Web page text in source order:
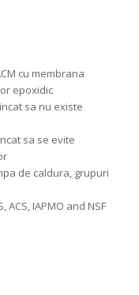
cu membrana
epoxidic
sa nu existe
sa se evite
de caldura, grupuri
ACS, IAPMO and NSF